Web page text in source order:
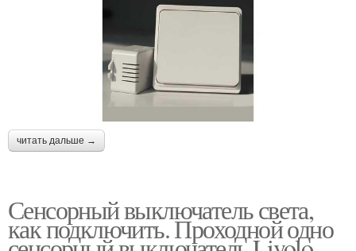
читать дальше →
Сенсорный выключатель света,
как подключить. Проходной одно